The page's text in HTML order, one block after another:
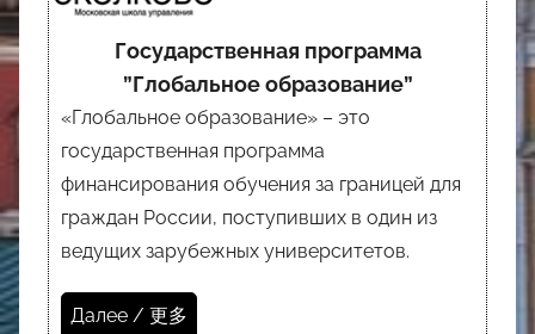
Государственная программа
”Глобальное образование”
«Глобальное образование» – это
государственная программа
финансирования обучения за границей для
граждан России, поступивших в один из
ведущих зарубежных университетов.
Далее / 更多